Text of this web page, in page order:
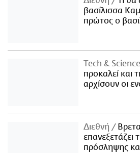
βασίλισσα
πρώτος ο
Τech & Science
προκαλεί και
αρχίσουν οι
Διεθνή
επανεξετάζει
πρόσληψης